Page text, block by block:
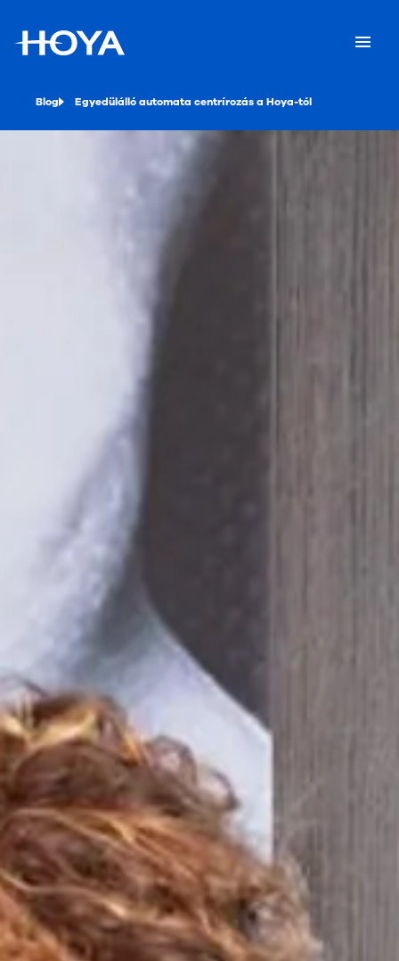
Blog Egyedülálló automata centrírozás a Hoya-tól